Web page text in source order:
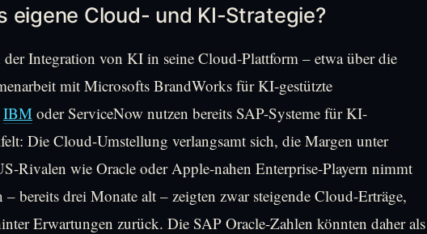
eigene Cloud- und KI-Strategie?
Integration von KI in seine Cloud-Plattform – etwa über die
mit Microsofts BrandWorks für KI-gestützte
IBM oder ServiceNow nutzen bereits SAP-Systeme für KI-
Die Cloud-Umstellung verlangsamt sich, die Margen unter
Rivalen wie Oracle oder Apple-nahen Enterprise-Playern nimmt
bereits drei Monate alt – zeigten zwar steigende Cloud-Erträge,
Erwartungen zurück. Die SAP Oracle-Zahlen könnten daher als